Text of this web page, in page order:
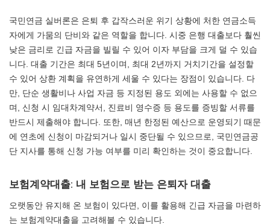
국민연금 실버론은 은퇴 후 갑작스러운 위기 상황에 처한 연금소득
자에게 가뭄의 단비와 같은 역할을 합니다. 시중 은행 대출보다 훨씬
낮은 금리로 긴급 자금을 빌릴 수 있어 이자 부담을 크게 덜 수 있습
니다. 대출 기간은 최대 5년이며, 최대 2년까지 거치기간을 설정할
수 있어 상환 계획을 유연하게 세울 수 있다는 장점이 있습니다. 다
만, 단순 생활비나 사업 자금 등 지정된 용도 외에는 사용할 수 없으
며, 신청 시 임대차계약서, 진료비 영수증 등 용도를 증빙할 서류를
반드시 제출해야 합니다. 또한, 매년 한정된 예산으로 운영되기 때문
에 연초에 신청이 마감되거나 일시 중단될 수 있으므로, 국민연금공
단 지사를 통해 신청 가능 여부를 미리 확인하는 것이 중요합니다.
보험계약대출: 내 보험으로 받는 은퇴자 대출
오랫동안 유지해 온 보험이 있다면, 이를 활용해 긴급 자금을 마련하
는 보험계약대출을 고려해볼 수 있습니다.